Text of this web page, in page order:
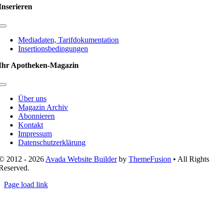
Toggle
NavigationMediadaten, Tarifdokumentation
Insertionsbedingungen
Apotheken-Magazin
Toggle
NavigationÜber uns
Magazin Archiv
Abonnieren
Kontakt
Impressum
Datenschutzerklärung
2012 - 2026 Avada Website BuilderbyThemeFusion • All Rights
Page load link